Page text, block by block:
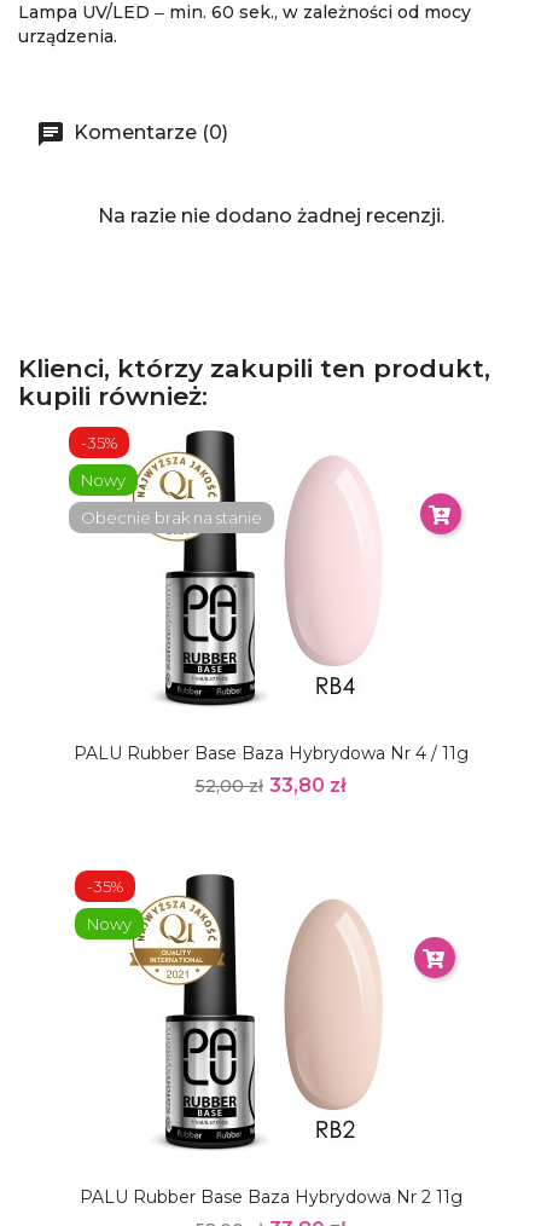
Lampa UV/LED ‒ min. 60 sek., w zależności od mocy
urządzenia.
Komentarze (0)
Na razie nie dodano żadnej recenzji.
Klienci, którzy zakupili ten produkt,
kupili również:
PALU Rubber Base Baza Hybrydowa Nr 4 / 11g
52,00 zł 33,80 zł
-35%
Nowy
Obecnie brak na stanie
PALU Rubber Base Baza Hybrydowa Nr 2 11g
-35%
Nowy